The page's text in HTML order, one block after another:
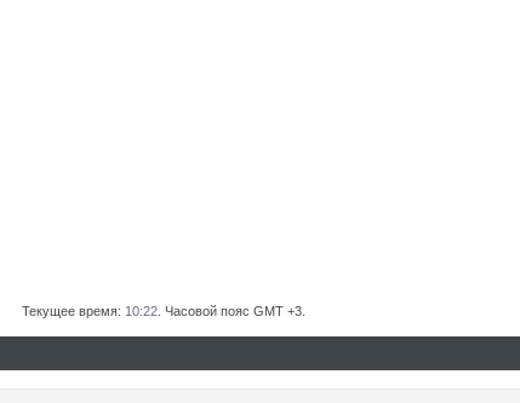
Текущее время: 10:22 . Часовой пояс GMT +3.